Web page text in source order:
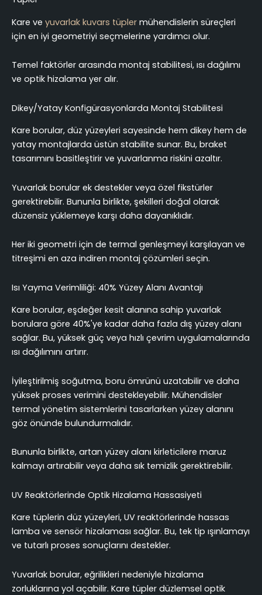
Kare ve yuvarlak kuvars tüpler mühendislerin süreçleri
için en iyi geometriyi seçmelerine yardımcı olur.
Temel faktörler arasında montaj stabilitesi, ısı dağılımı
ve optik hizalama yer alır.
Dikey/Yatay Konfigürasyonlarda Montaj Stabilitesi
Kare borular, düz yüzeyleri sayesinde hem dikey hem de
yatay montajlarda üstün stabilite sunar. Bu, braket
tasarımını basitleştirir ve yuvarlanma riskini azaltır.
Yuvarlak borular ek destekler veya özel fikstürler
gerektirebilir. Bununla birlikte, şekilleri doğal olarak
düzensiz yüklemeye karşı daha dayanıklıdır.
Her iki geometri için de termal genleşmeyi karşılayan ve
titreşimi en aza indiren montaj çözümleri seçin.
Isı Yayma Verimliliği: 40% Yüzey Alanı Avantajı
Kare borular, eşdeğer kesit alanına sahip yuvarlak
borulara göre 40%'ye kadar daha fazla dış yüzey alanı
sağlar. Bu, yüksek güç veya hızlı çevrim uygulamalarında
ısı dağılımını artırır.
İyileştirilmiş soğutma, boru ömrünü uzatabilir ve daha
yüksek proses verimini destekleyebilir. Mühendisler
termal yönetim sistemlerini tasarlarken yüzey alanını
göz önünde bulundurmalıdır.
Bununla birlikte, artan yüzey alanı kirleticilere maruz
kalmayı artırabilir veya daha sık temizlik gerektirebilir.
UV Reaktörlerinde Optik Hizalama Hassasiyeti
Kare tüplerin düz yüzeyleri, UV reaktörlerinde hassas
lamba ve sensör hizalaması sağlar. Bu, tek tip ışınlamayı
ve tutarlı proses sonuçlarını destekler.
Yuvarlak borular, eğrilikleri nedeniyle hizalama
zorluklarına yol açabilir. Kare tüpler düzlemsel optik